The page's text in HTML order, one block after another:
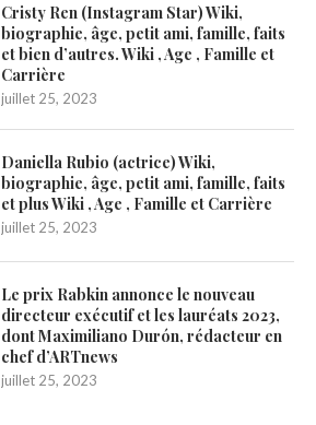
Cristy Ren (Instagram Star) Wiki,
biographie, âge, petit ami, famille, faits
et bien d’autres. Wiki , Age , Famille et
Carrière
juillet 25, 2023
Daniella Rubio (actrice) Wiki,
biographie, âge, petit ami, famille, faits
et plus Wiki , Age , Famille et Carrière
juillet 25, 2023
Le prix Rabkin annonce le nouveau
directeur exécutif et les lauréats 2023,
dont Maximiliano Durón, rédacteur en
chef d’ARTnews
juillet 25, 2023